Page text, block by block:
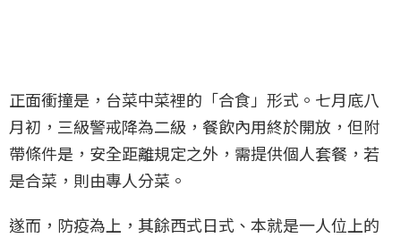
正面衝撞是，台菜中菜裡的「合食」形式。七月底八
月初，三級警戒降為二級，餐飲內用終於開放，但附
帶條件是，安全距離規定之外，需提供個人套餐，若
是合菜，則由專人分菜。
遂而，防疫為上，其餘西式日式、本就是一人位上的